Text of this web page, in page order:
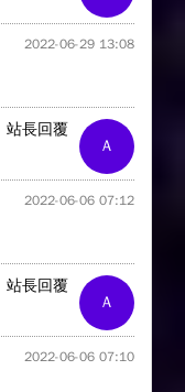
2022-06-29 13:08
A
站長回覆
2022-06-06 07:12
A
站長回覆
2022-06-06 07:10